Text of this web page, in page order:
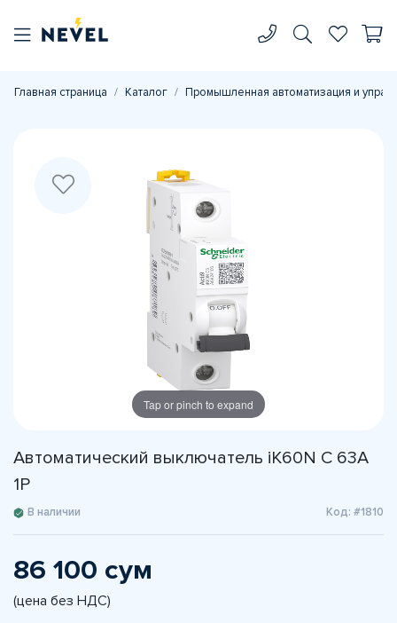
Главная страница Каталог Промышленная автоматизация и
Tap or pinch to expand
Автоматический выключатель iK60N C 63A
1P
В наличии Код: #1810
86 100 сум
(цена без НДС)